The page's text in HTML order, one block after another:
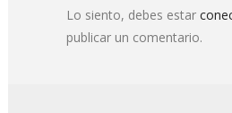
Lo siento, debes estar
publicar un comentario.